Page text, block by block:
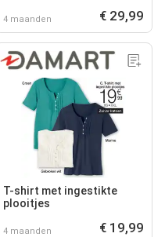
4 maanden € 29,99
T-shirt met ingestikte
plooitjes
4 maanden € 19,99